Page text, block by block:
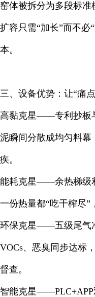
窑体被拆分为多段标准
扩容只需“加长”而不必
本。
三、设备优势：让“痛
高黏克星——专利抄板
泥瞬间分散成均匀料
疾。
能耗克星——余热梯级
一份热量都“吃干榨尽”
环保克星——五级尾气
VOCs、恶臭同步达标
督查。
智能克星——PLC+APP